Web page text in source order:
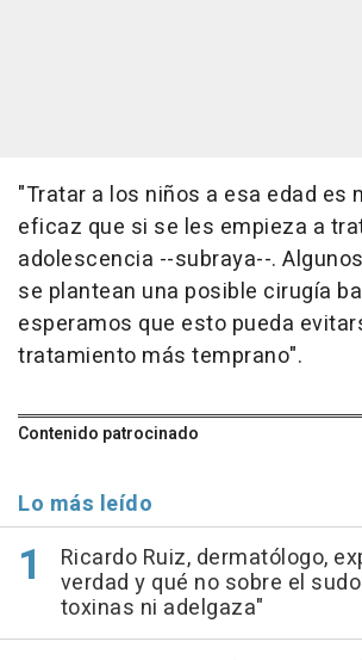
"Tratar a los niños a esa edad es
eficaz que si se les empieza a
adolescencia --subraya--.
se plantean una posible cirugía
esperamos que esto pueda
tratamiento más temprano".
Contenido patrocinado
Lo más leído
Ricardo Ruiz, dermatólogo,
verdad y qué no sobre el
toxinas ni adelgaza"